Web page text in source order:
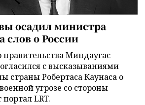
осадил министра
слов о России
правительства Миндаугас
с высказываниями
страны Робертаса Каунаса о
угрозе со стороны
LRT.